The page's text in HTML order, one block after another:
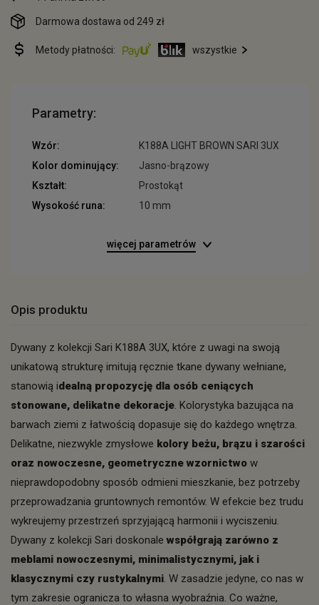
Darmowa dostawa od 249 zł
Metody płatności: wszystkie
Parametry:
Wzór:
K188A LIGHT BROWN SARI 3UX
Kolor dominujący:
Jasno-brązowy
Kształt:
Prostokąt
Wysokość runa:
10 mm
więcej parametrów
Opis produktu
Dywany z kolekcji Sari K188A 3UX, które z uwagi na swoją
unikatową strukturę imitują ręcznie tkane dywany wełniane,
stanowią idealną propozycję dla osób ceniących
stonowane, delikatne dekoracje. Kolorystyka bazująca na
barwach ziemi z łatwością dopasuje się do każdego wnętrza.
Delikatne, niezwykle zmysłowe kolory beżu, brązu i szarości
oraz nowoczesne, geometryczne wzornictwo w
nieprawdopodobny sposób odmieni mieszkanie, bez potrzeby
przeprowadzania gruntownych remontów. W efekcie bez trudu
wykreujemy przestrzeń sprzyjającą harmonii i wyciszeniu.
Dywany z kolekcji Sari doskonale współgrają zarówno z
meblami nowoczesnymi, minimalistycznymi, jak i
klasycznymi czy rustykalnymi. W zasadzie jedyne, co nas w
tym zakresie ogranicza to własna wyobraźnia. Co ważne,